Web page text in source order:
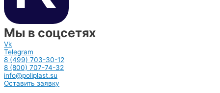
Мы в соцсетях
Vk
Telegram
8 (499) 703-30-12
8 (800) 707-74-32
info@poliplast.su
Оставить заявку